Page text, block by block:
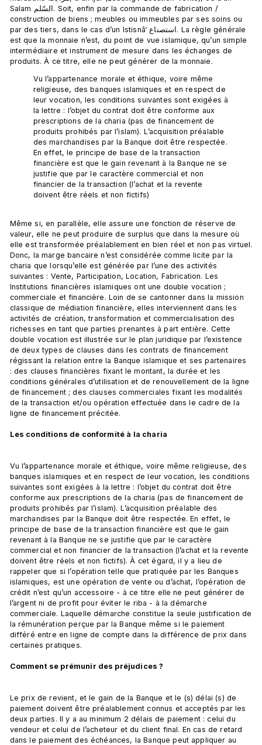
Salam السّلم. Soit, enfin par la commande de fabrication /
construction de biens ; meubles ou immeubles par ses soins ou
par des tiers, dans le cas d’un Istisnâ‘ استصناع. La règle générale
est que la monnaie n’est, du point de vue islamique, qu’un simple
intermédiaire et instrument de mesure dans les échanges de
Vu l’appartenance morale et éthique, voire même
religieuse, des banques islamiques et en respect de
leur vocation, les conditions suivantes sont exigées à
la lettre : l’objet du contrat doit être conforme aux
prescriptions de la charia (pas de financement de
produits prohibés par l’islam). L’acquisition préalable
des marchandises par la Banque doit être respectée.
En effet, le principe de base de la transaction
financière est que le gain revenant à la Banque ne se
justifie que par le caractère commercial et non
financier de la transaction (l’achat et la revente
doivent être réels et non fictifs)
Même si, en parallèle, elle assure une fonction de réserve de
valeur, elle ne peut produire de surplus que dans la mesure où
elle est transformée préalablement en bien réel et non pas virtuel.
Donc, la marge bancaire n’est considérée comme licite par la
charia que lorsqu’elle est générée par l’une des activités
suivantes : Vente, Participation, Location, Fabrication. Les
Institutions financières islamiques ont une double vocation ;
commerciale et financière. Loin de se cantonner dans la mission
classique de médiation financière, elles interviennent dans les
activités de création, transformation et commercialisation des
richesses en tant que parties prenantes à part entière. Cette
double vocation est illustrée sur le plan juridique par l’existence
de deux types de clauses dans les contrats de financement
régissant la relation entre la Banque islamique et ses partenaires
: des clauses financières fixant le montant, la durée et les
conditions générales d’utilisation et de renouvellement de la ligne
de financement ; des clauses commerciales fixant les modalités
de la transaction et/ou opération effectuée dans le cadre de la
ligne de financement précitée.
Les conditions de conformité à la charia
Vu l’appartenance morale et éthique, voire même religieuse, des
banques islamiques et en respect de leur vocation, les conditions
suivantes sont exigées à la lettre : l’objet du contrat doit être
conforme aux prescriptions de la charia (pas de financement de
produits prohibés par l’islam). L’acquisition préalable des
marchandises par la Banque doit être respectée. En effet, le
principe de base de la transaction financière est que le gain
revenant à la Banque ne se justifie que par le caractère
commercial et non financier de la transaction (l’achat et la revente
doivent être réels et non fictifs). À cet égard, il y a lieu de
rappeler que si l’opération telle que pratiquée par les Banques
islamiques, est une opération de vente ou d’achat, l’opération de
crédit n’est qu’un accessoire - à ce titre elle ne peut générer de
l’argent ni de profit pour éviter le riba - à la démarche
commerciale. Laquelle démarche constitue la seule justification de
la rémunération perçue par la Banque même si le paiement
différé entre en ligne de compte dans la différence de prix dans
certaines pratiques.
Comment se prémunir des préjudices ?
Le prix de revient, et le gain de la Banque et le (s) délai (s) de
paiement doivent être préalablement connus et acceptés par les
deux parties. Il y a au minimum 2 délais de paiement : celui du
vendeur et celui de l’acheteur et du client final. En cas de retard
dans le paiement des échéances, la Banque peut appliquer au